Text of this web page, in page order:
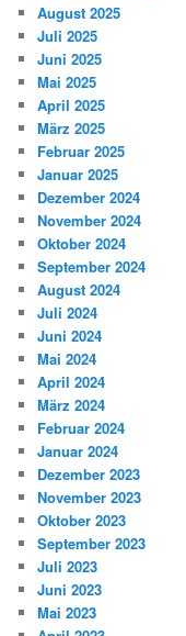
August 2025
Juli 2025
Juni 2025
Mai 2025
April 2025
März 2025
Februar 2025
Januar 2025
Dezember 2024
November 2024
Oktober 2024
September 2024
August 2024
Juli 2024
Juni 2024
Mai 2024
April 2024
März 2024
Februar 2024
Januar 2024
Dezember 2023
November 2023
Oktober 2023
September 2023
Juli 2023
Juni 2023
Mai 2023